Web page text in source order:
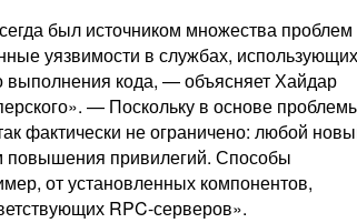
был источником множества проблем
уязвимости в службах, использующих
выполнения кода, — объясняет Хайдар
— Поскольку в основе
фактически не ограничено: любой
повышения привилегий. Способы
от установленных компонентов,
RPC-серверов».